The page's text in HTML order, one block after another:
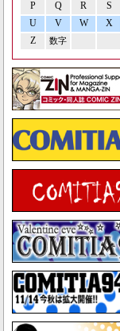
P Q R S
U
V W X
Z
数字